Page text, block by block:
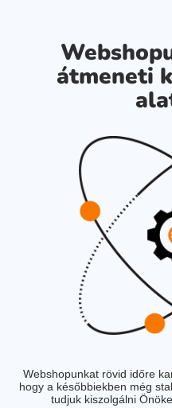
átmeneti
Webshopunkat rövid időre
hogy a későbbiekben még
tudjuk kiszolgálni